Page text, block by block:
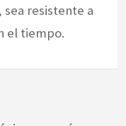
resistente a
el tiempo.